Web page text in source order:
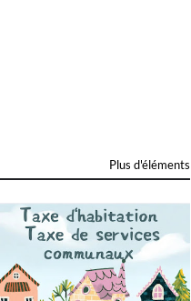
Plus d'éléments